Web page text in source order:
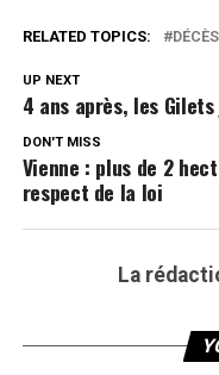
RELATED TOPICS: DÉCÈS
UP NEXT
4 ans après, les
DON'T MISS
Vienne : plus de 2
respect de la loi
La